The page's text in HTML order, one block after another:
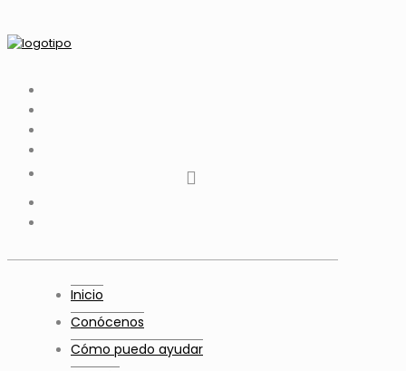
Youtube
Inicio
Conócenos
Cómo puedo ayudar